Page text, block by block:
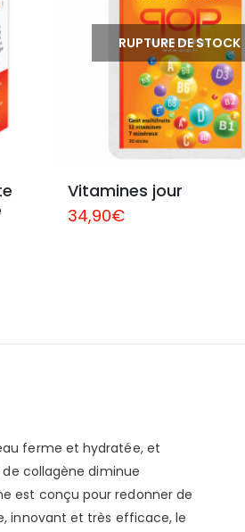
RUPTURE DE STOCK
Vitamines jour
34,90€
ferme et hydratée, et
collagène diminue
est conçu pour redonner de
innovant et très efficace, le